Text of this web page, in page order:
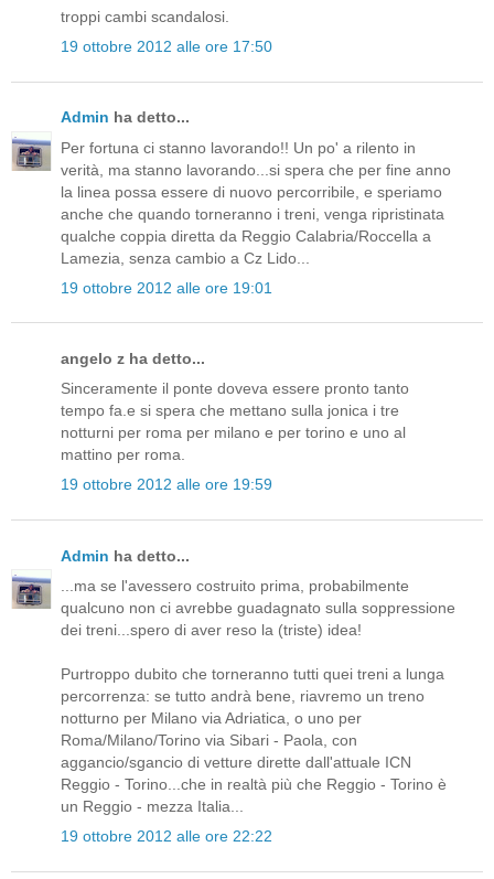
troppi cambi scandalosi.
19 ottobre 2012 alle ore 17:50
Admin ha detto...
Per fortuna ci stanno lavorando!! Un po' a rilento in
verità, ma stanno lavorando...si spera che per fine anno
la linea possa essere di nuovo percorribile, e speriamo
anche che quando torneranno i treni, venga ripristinata
qualche coppia diretta da Reggio Calabria/Roccella a
Lamezia, senza cambio a Cz Lido...
19 ottobre 2012 alle ore 19:01
angelo z ha detto...
Sinceramente il ponte doveva essere pronto tanto
tempo fa.e si spera che mettano sulla jonica i tre
notturni per roma per milano e per torino e uno al
mattino per roma.
19 ottobre 2012 alle ore 19:59
Admin ha detto...
...ma se l'avessero costruito prima, probabilmente
qualcuno non ci avrebbe guadagnato sulla soppressione
dei treni...spero di aver reso la (triste) idea!
Purtroppo dubito che torneranno tutti quei treni a lunga
percorrenza: se tutto andrà bene, riavremo un treno
notturno per Milano via Adriatica, o uno per
Roma/Milano/Torino via Sibari - Paola, con
aggancio/sgancio di vetture dirette dall'attuale ICN
Reggio - Torino...che in realtà più che Reggio - Torino è
un Reggio - mezza Italia...
19 ottobre 2012 alle ore 22:22